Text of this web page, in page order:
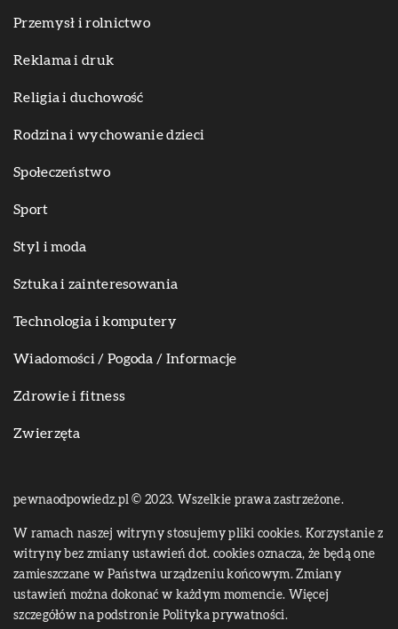
Przemysł i rolnictwo
Reklama i druk
Religia i duchowość
Rodzina i wychowanie dzieci
Społeczeństwo
Sport
Styl i moda
Sztuka i zainteresowania
Technologia i komputery
Wiadomości / Pogoda / Informacje
Zdrowie i fitness
Zwierzęta
pewnaodpowiedz.pl © 2023. Wszelkie prawa zastrzeżone.
W ramach naszej witryny stosujemy pliki cookies. Korzystanie z
witryny bez zmiany ustawień dot. cookies oznacza, że będą one
zamieszczane w Państwa urządzeniu końcowym. Zmiany
ustawień można dokonać w każdym momencie. Więcej
szczegółów na podstronie Polityka prywatności.